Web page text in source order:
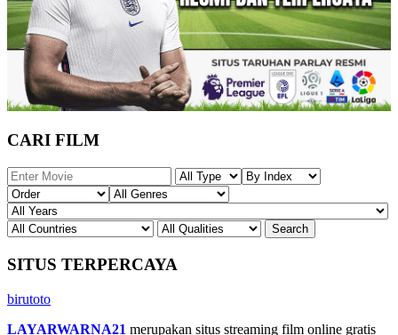
CARI FILM
SITUS TERPERCAYA
birutoto
LAYARWARNA21 merupakan situs streaming film online gratis